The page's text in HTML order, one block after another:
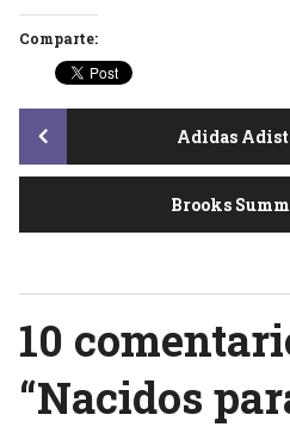
Comparte:
Post
Adidas
Brooks
10
“Nacidos